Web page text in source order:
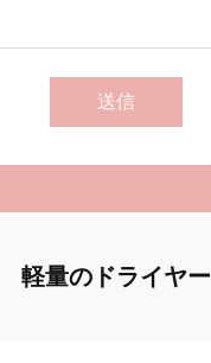
送信
軽量のドライヤー